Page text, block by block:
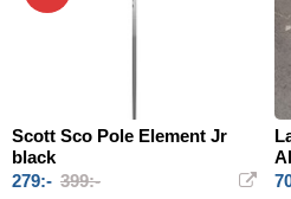
Scott Sco Pole Element Jr
black
279:- 399:-